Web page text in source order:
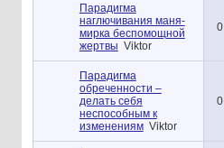
Парадигма
наглючивания маня-
мирка беспомощной
жертвы Viktor
0
Парадигма
обреченности –
делать себя
неспособным к
изменениям Viktor
0